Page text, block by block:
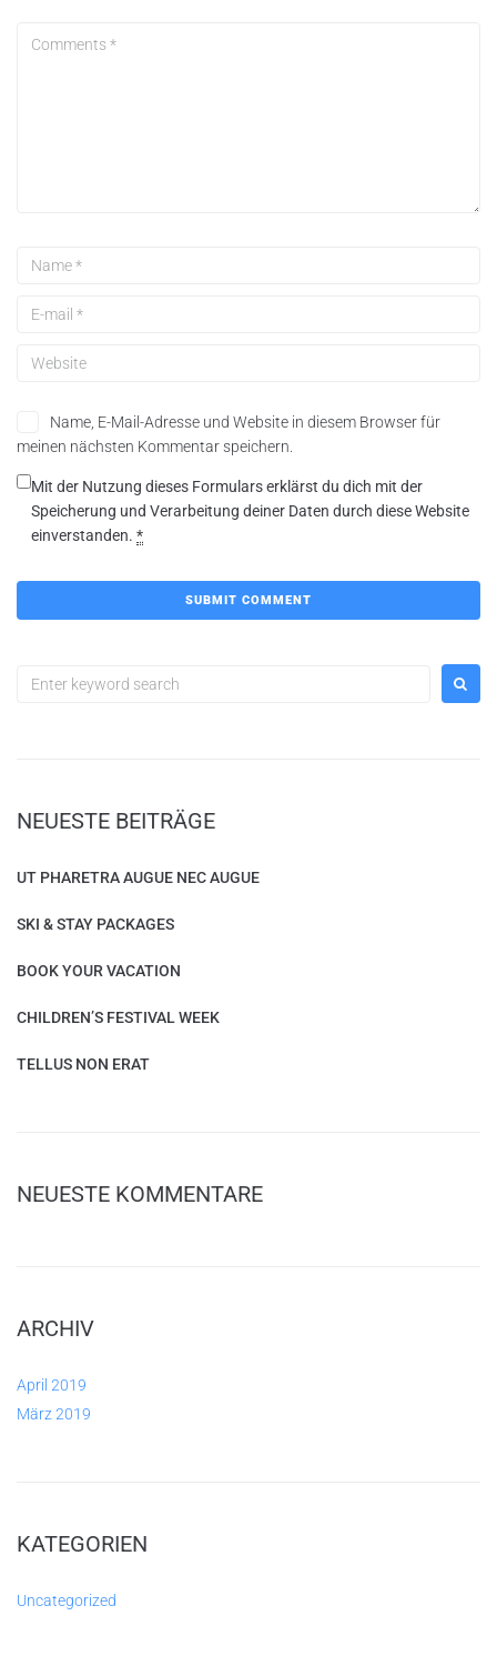
Name, E-Mail-Adresse und Website in diesem Browser für
meinen nächsten Kommentar speichern.
Mit der Nutzung dieses Formulars erklärst du dich mit der
Speicherung und Verarbeitung deiner Daten durch diese Website
einverstanden. *
Search
NEUESTE BEITRÄGE
UT PHARETRA AUGUE NEC AUGUE
SKI & STAY PACKAGES
BOOK YOUR VACATION
CHILDREN’S FESTIVAL WEEK
TELLUS NON ERAT
NEUESTE KOMMENTARE
ARCHIV
April 2019
März 2019
KATEGORIEN
Uncategorized